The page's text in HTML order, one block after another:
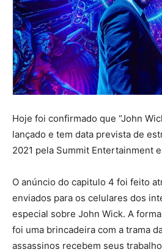
Hoje foi confirmado que “John
lançado e tem data prevista de
2021 pela Summit Entertainment
O anúncio do capitulo 4 foi feito
enviados para os celulares dos
especial sobre John Wick. A
foi uma brincadeira com a trama
assassinos recebem seus